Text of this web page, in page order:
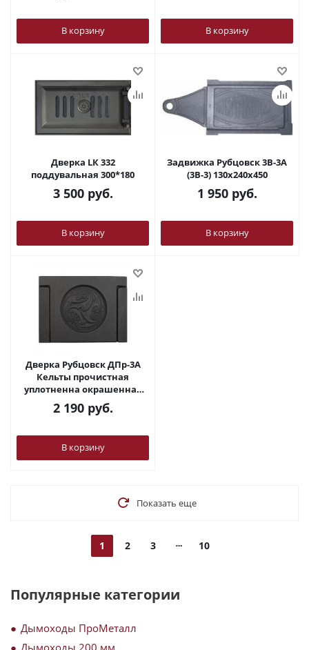
В корзину В корзину
Дверка LК 332
поддувальная 300*180
3 500руб.
В корзину
Задвижка Рубцовск 3В-3А
(3В-3) 130х240х450
1 950руб.
В корзину
Дверка Рубцовск ДПр-3А
Кельты прочистная
уплотненна окрашенная
200*149
2 190руб.
В корзину
Показать еще
1 2 3 10
Популярные категории
Дымоходы ПроМеталл
Дымоходы 200 мм